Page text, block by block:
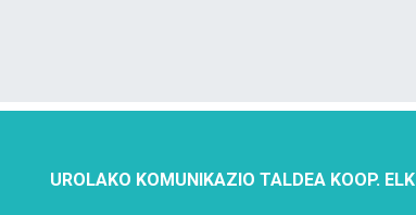
UROLAKO KOMUNIKAZIO TALDEA KOOP. ELK